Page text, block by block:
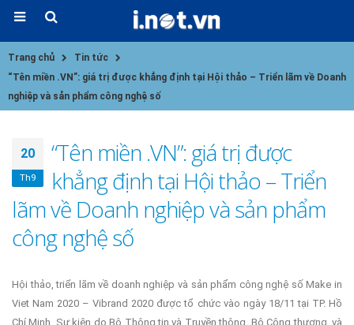
Trang chủ
Tin tức
“Tên miền .VN”: giá trị được khẳng định tại Hội thảo – Triển lãm về Doanh
nghiệp và sản phẩm công nghệ số
20
Th9
“Tên miền .VN”: giá trị được
khẳng định tại Hội thảo – Triển
lãm về Doanh nghiệp và sản phẩm
công nghệ số
Hội thảo, triển lãm về doanh nghiệp và sản phẩm công nghệ số Make in
Viet Nam 2020 – Vibrand 2020 được tổ chức vào ngày 18/11 tại TP. Hồ
Chí Minh. Sự kiện do Bộ Thông tin và Truyền thông, Bộ Công thương, và